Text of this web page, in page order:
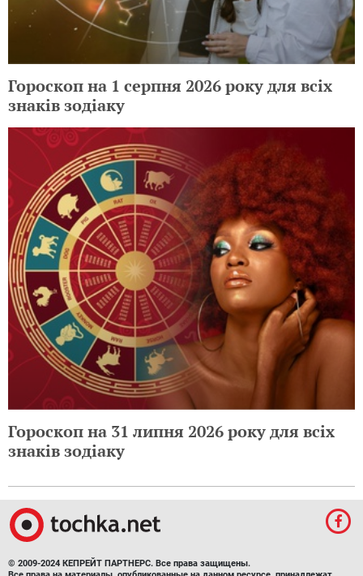
Гороскоп на 1 серпня 2026 року для всіх
знаків зодіаку
Гороскоп на 31 липня 2026 року для всіх
знаків зодіаку
© 2009-2024 КЕПРЕЙТ ПАРТНЕРС. Все права защищены.